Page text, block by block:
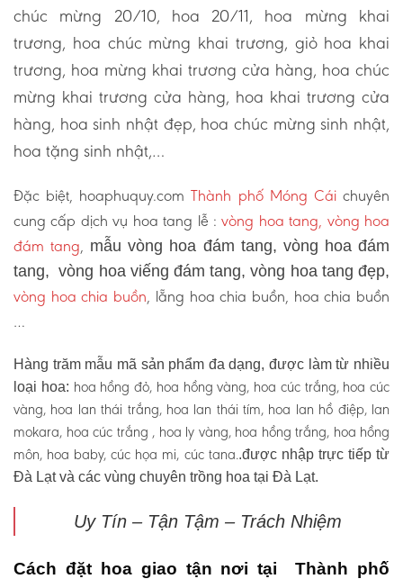
chúc mừng 20/10, hoa 20/11, hoa mừng khai
trương, hoa chúc mừng khai trương, giỏ hoa khai
trương, hoa mừng khai trương cửa hàng, hoa chúc
mừng khai trương cửa hàng, hoa khai trương cửa
hàng, hoa sinh nhật đẹp, hoa chúc mừng sinh nhật,
hoa tặng sinh nhật,…
Đặc biệt, hoaphuquy.com Thành phố Móng Cáichuyên
cung cấp dịch vụ hoa tang lễ :vòng hoa tang, vòng hoa
đám tang, mẫu vòng hoa đám tang, vòng hoa đám
tang, vòng hoa viếng đám tang, vòng hoa tang đẹp,
vòng hoa chia buồn, lẵng hoa chia buồn, hoa chia buồn
…
Hàng trăm mẫu mã sản phẩm đa dạng, được làm từ nhiều
loại hoa: hoa hồng đỏ, hoa hồng vàng, hoa cúc trắng, hoa cúc
vàng, hoa lan thái trắng, hoa lan thái tím, hoa lan hồ điệp, lan
mokara, hoa cúc trắng , hoa ly vàng, hoa hồng trắng, hoa hồng
môn, hoa baby, cúc họa mi, cúc tana..được nhập trực tiếp từ
Đà Lạt và các vùng chuyên trồng hoa tại Đà Lạt.
Uy Tín – Tận Tậm – Trách Nhiệm
Cách đặt hoa giao tận nơi tại Thành phố